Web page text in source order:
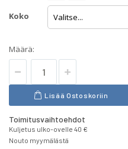
Koko
Määrä:
Lisää Ostoskoriin
Toimitusvaihtoehdot
Kuljetus ulko-ovelle 40 €
Nouto myymälästä